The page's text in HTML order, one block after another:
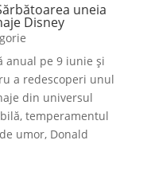
uneia
Disney
anual pe 9 iunie și
a redescoperi unul
din universul
temperamentul
umor, Donald